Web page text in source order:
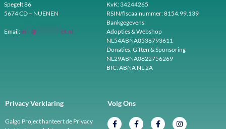
Spegelt 86
5674 CD – NUENEN
Email: in @ ct.nl
KvK: 34244265
RSIN/fiscaalnummer: 8154.99.139
Bankgegevens:
Adopties & Webshop
NL54ABNA0536793611
Donaties, Giften & Sponsoring
NL29ABNA0822756269
BIC: ABNA NL 2A
Privacy Verklaring
Galgo Project hanteert de Privacy
Volg Ons